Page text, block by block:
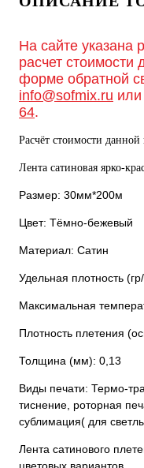
На сайте указана
расчет стоимости
форме обратной
info@sofmix.ru
64.
Расчёт стоимости
Лента сатиновая ярко-
Размер: 30мм*200м
Цвет: Тёмно-бежевый
Материал: Сатин
Удельная плотность
Максимальная
Плотность плетения
Толщина (мм): 0,13
Виды печати: Термо-
тиснение, роторная
сублимация( для
Лента сатинового